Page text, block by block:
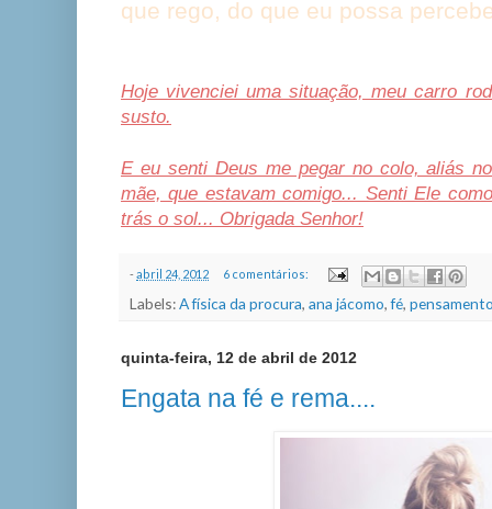
que rego, do que eu possa
Hoje vivenciei uma situação, meu carro
susto.
E eu senti Deus me pegar no colo, aliás
mãe, que estavam comigo... Senti Ele
trás o sol... Obrigada Senhor!
-abril 24, 2012 6 comentários:
Labels:A física da procura, ana jácomo,fé,
quinta-feira, 12 de abril de 2012
Engata na fé e rema....